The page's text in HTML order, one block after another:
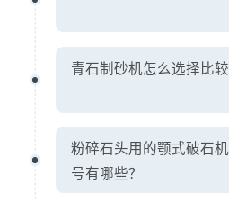
青石制砂机怎么选择比
粉碎石头用的颚式破石
号有哪些？